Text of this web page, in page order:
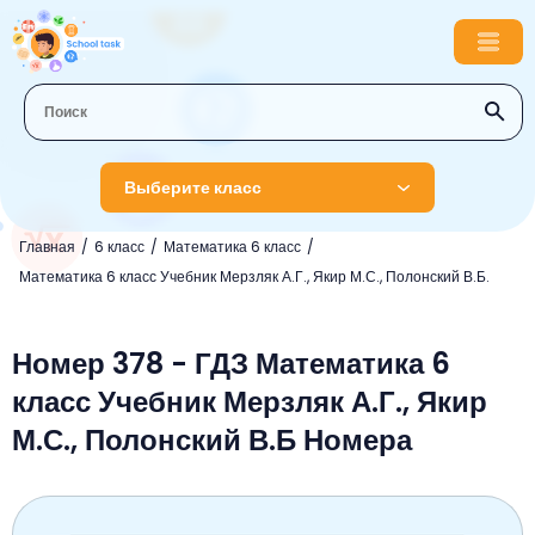
Выберите класс
Главная 6 класс
Математика 6 класс
Математика 6 класс Учебник Мерзляк А.Г., Якир М.С., Полонский В.Б.
1 класс
Русский язык
Литературное чтение
Окружающий мир
Математика
Математика
Английский язык
Информатика
Литературное чтение
3 класс
Музыка
Окружающий мир
4 класс
Номер 378 - ГДЗ Математика 6
класс Учебник Мерзляк А.Г., Якир
М.С., Полонский В.Б Номера